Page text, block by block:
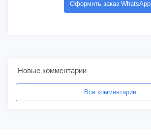
Оформить заказ WhatsApp
Новые комментарии
Все комментарии